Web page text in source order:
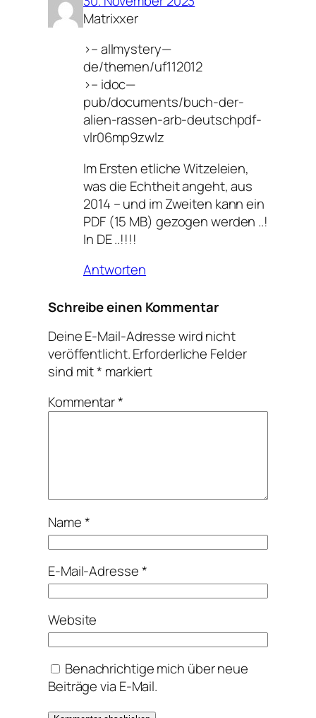
Matrixxer
>– allmystery—
de/themen/uf112012
>– idoc—
pub/documents/buch-der-
alien-rassen-arb-deutschpdf-
vlr06mp9zwlz
Im Ersten etliche Witzeleien,
was die Echtheit angeht, aus
2014 – und im Zweiten kann ein
PDF (15 MB) gezogen werden ..!
In DE ..!!!!
Antworten
Schreibe einen Kommentar
Deine E-Mail-Adresse wird nicht
veröffentlicht.Erforderliche Felder
sind mit* markiert
Kommentar*
Name*
E-Mail-Adresse*
Website
Benachrichtige mich über neue
Beiträge via E-Mail.